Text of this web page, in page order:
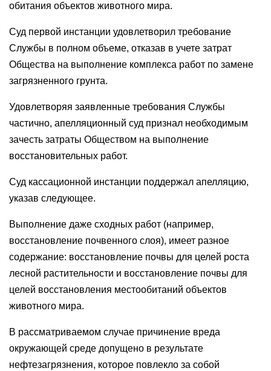
обитания объектов животного мира.
Суд первой инстанции удовлетворил требование
Службы в полном объеме, отказав в учете затрат
Общества на выполнение комплекса работ по замене
загрязненного грунта.
Удовлетворяя заявленные требования Службы
частично, апелляционный суд признал необходимым
зачесть затраты Обществом на выполнение
восстановительных работ.
Суд кассационной инстанции поддержал апелляцию,
указав следующее.
Выполнение даже сходных работ (например,
восстановление почвенного слоя), имеет разное
содержание: восстановление почвы для целей роста
лесной растительности и восстановление почвы для
целей восстановления местообитаний объектов
животного мира.
В рассматриваемом случае причинение вреда
окружающей среде допущено в результате
нефтезагрязнения, которое повлекло за собой